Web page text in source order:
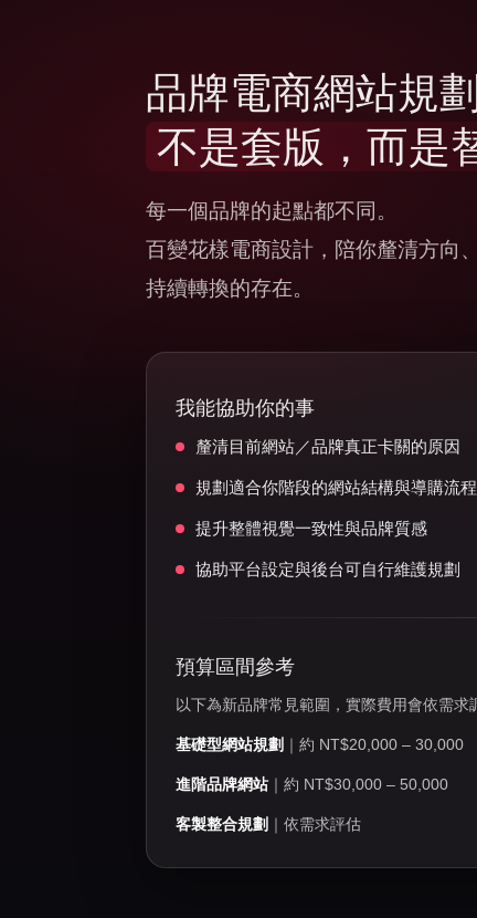
品牌電商網站規
不是套版，而是
每一個品牌的起點都不同。
百變花樣電商設計，陪你釐清方向
持續轉換的存在。
我能協助你的事
釐清目前網站／品牌真正卡關的原因
規劃適合你階段的網站結構與導購流程
提升整體視覺一致性與品牌質感
協助平台設定與後台可自行維護規劃
預算區間參考
以下為新品牌常見範圍，實際費用會依需求
基礎型網站規劃 ｜約 NT$20,000 – 30,000
進階品牌網站 ｜約 NT$30,000 – 50,000
客製整合規劃 ｜依需求評估